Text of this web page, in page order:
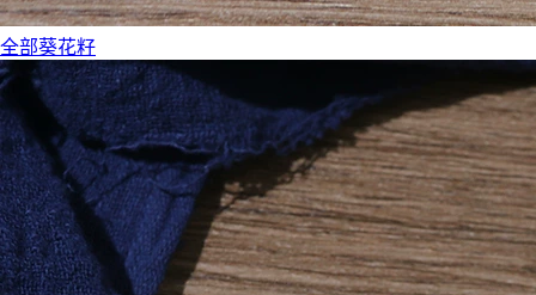
全部葵花籽